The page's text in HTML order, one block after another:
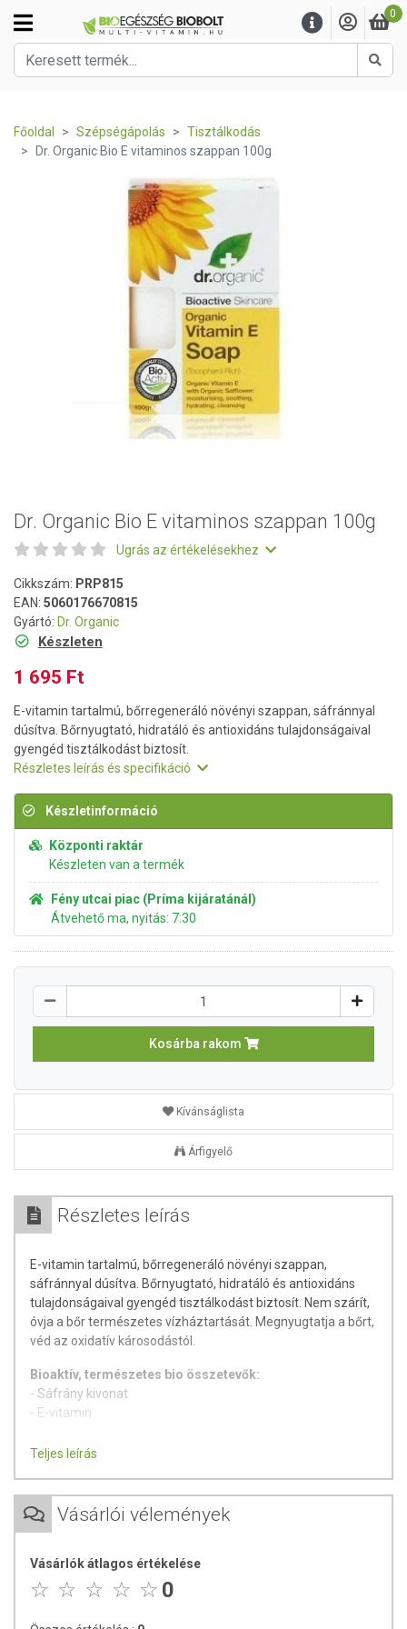
0
Főoldal Szépségápolás
Tisztálkodás
Dr. Organic Bio E vitaminos szappan 100g
Dr. Organic Bio E vitaminos szappan 100g
Ugrás az értékelésekhez
Cikkszám: PRP815
EAN: 5060176670815
Gyártó: Dr. Organic
Készleten
1 695 Ft
E-vitamin tartalmú, bőrregeneráló növényi szappan, sáfránnyal
dúsítva. Bőrnyugtató, hidratáló és antioxidáns tulajdonságaival
gyengéd tisztálkodást biztosít.
Részletes leírás és specifikáció
Készletinformáció
Központi raktár
Készleten van a termék
Fény utcai piac (Príma kijáratánál)
Átvehető ma, nyitás: 7:30
Kosárba rakom
Kívánságlista
Árfigyelő
Részletes leírás
E-vitamin tartalmú, bőrregeneráló növényi szappan,
sáfránnyal dúsítva. Bőrnyugtató, hidratáló és antioxidáns
tulajdonságaival gyengéd tisztálkodást biztosít. Nem szárít,
óvja a bőr természetes vízháztartását. Megnyugtatja a bőrt,
véd az oxidatív károsodástól.
Bioaktív, természetes bio összetevők:
- Sáfrány kivonat
- E-vitamin
Hatások:
- Védi és nyugtatja a bőrt.
- Hidratál
Nem tartalmaz parabeneket, SLS-t, mesterséges
színezéket, illatanyagokat, tartósítószert.
Minőségét megőrzi:A dobozon jelzett hónap végéig
(nap,hó,év)
Tárolás: Száraz, hűvös helyen tartandó!
Teljes leírás
Vásárlói vélemények
Vásárlók átlagos értékelése
0